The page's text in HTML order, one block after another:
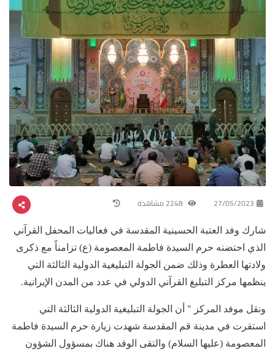
27/05/2023
شارك وفد العتبة الحسينية المقدسة في فعاليات المحفل القرآني
الذي احتضنه حرم السيدة فاطمة المعصومة (ع) تزامناً مع ذكرى
ولادتها العطرة وذلك ضمن الجولة التبليغية الدولية الثالثة التي
ينظمها مركز التبليغ القرآني الدولي في عدد من المدن الإيرانية.
ونقل موفد المركز " أن الجولة التبليغية الدولية الثالثة التي
استقرت في مدينة قم المقدسة شهدت زيارة حرم السيدة فاطمة
المعصومة (عليها السلام) والتقى الوفد هناك بمسؤول الشؤون